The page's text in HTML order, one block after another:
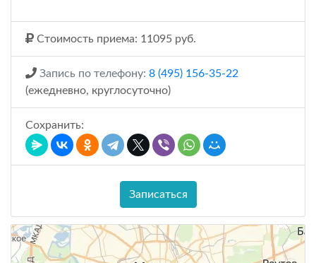
Стоимость приема: 11095 руб.
Запись по телефону: 8 (495) 156-35-22
(ежедневно, круглосуточно)
Сохранить:
Записаться